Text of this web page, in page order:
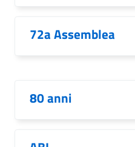
72a Assemblea
80 anni